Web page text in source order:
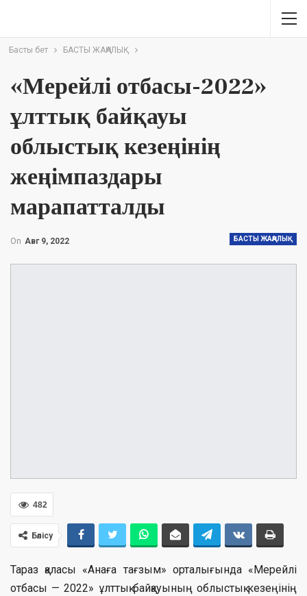
Басты бет БАСТЫ ЖАҢАЛЫҚ
«Мерейлі отбасы-2022»
ұлттық байқауы
облыстық кезеңінің
жеңімпаздары
марапатталды
БАСТЫ ЖАҢАЛЫҚ
On Авг 9, 2022
482
Бөлісу
Тараз қаласы «Анаға тағзым» орталығында «Мерейлі
отбасы — 2022» ұлттық байқауының облыстық кезеңінің